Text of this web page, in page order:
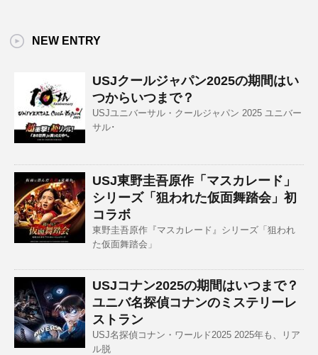
NEW ENTRY
USJクールジャパン2025の期間はい
つからいつまで？
USJユニバーサル・クールジャパン 2025 ユニバー
サル･
USJ東野圭吾原作「マスカレード」
シリーズ「狙われた仮面舞踏会」初
コラボ
東野圭吾原作『マスカレード』シリーズ「狙われ
た仮面舞踏会」
USJコナン2025の期間はいつまで？
ユニバ名探偵コナンのミステリーレ
ストラン
USJ名探偵コナン・ワールド2025 2025年も、リア
ル脱